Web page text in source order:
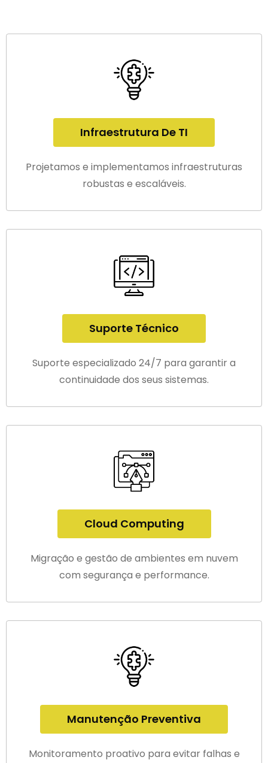
Infraestrutura De TI
Projetamos e implementamos infraestruturas
robustas e escaláveis.
Suporte Técnico
Suporte especializado 24/7 para garantir a
continuidade dos seus sistemas.
Cloud Computing
Migração e gestão de ambientes em nuvem
com segurança e performance.
Manutenção Preventiva
Monitoramento proativo para evitar falhas e